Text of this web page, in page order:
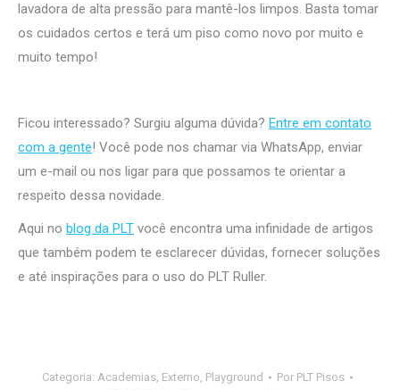
lavadora de alta pressão para mantê-los limpos. Basta tomar
os cuidados certos e terá um piso como novo por muito e
muito tempo!
Ficou interessado? Surgiu alguma dúvida? Entre em contato
com a gente! Você pode nos chamar via WhatsApp, enviar
um e-mail ou nos ligar para que possamos te orientar a
respeito dessa novidade.
Aqui no blog da PLT você encontra uma infinidade de artigos
que também podem te esclarecer dúvidas, fornecer soluções
e até inspirações para o uso do PLT Ruller.
Categoria: Academias, Externo, Playground Por PLT Pisos